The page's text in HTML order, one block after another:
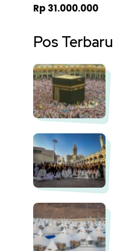
Rp 31.000.000
Pos Terbaru